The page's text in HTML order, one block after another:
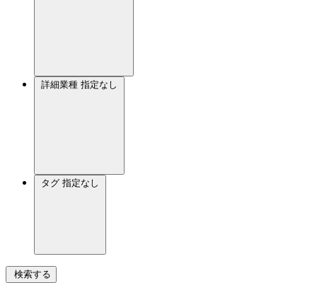
詳細業種 指定なし
タグ 指定なし
検索する